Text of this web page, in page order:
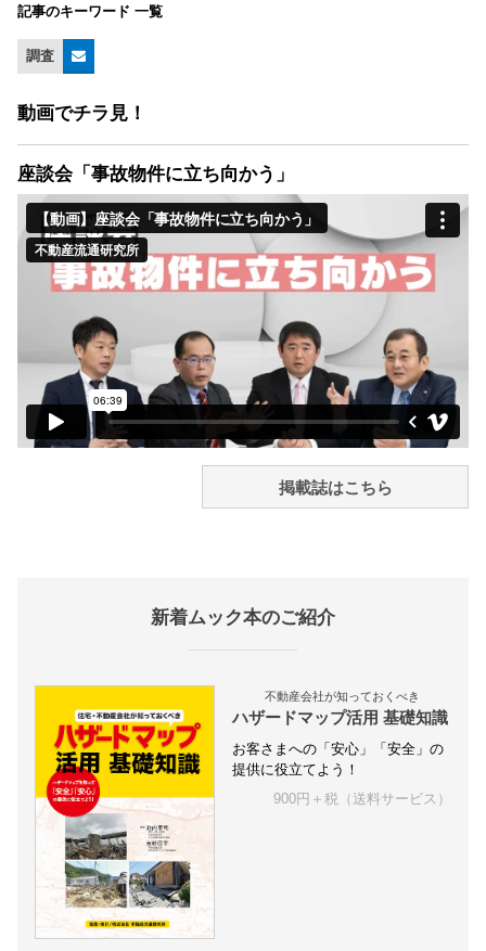
記事のキーワード 一覧
調査
動画でチラ見！
座談会「事故物件に立ち向かう」
掲載誌はこちら
新着ムック本のご紹介
不動産会社が知っておくべき
ハザードマップ活用 基礎知識
お客さまへの「安心」「安全」の
提供に役立てよう！
900円＋税（送料サービス）